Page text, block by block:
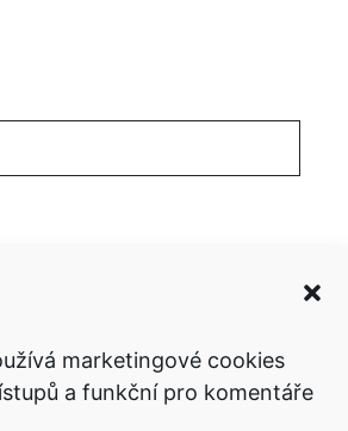
marketingové cookies
a funkční pro komentáře
Politika Povídky
Přednášky Sci-fi